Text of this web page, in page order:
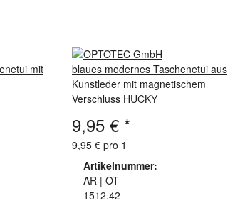
mit
blaues modernes Taschenetui aus
Kunstleder mit magnetischem
Verschluss HUCKY
9,95 € *
9,95 € pro 1
Artikelnummer:
AR | OT
1512.42